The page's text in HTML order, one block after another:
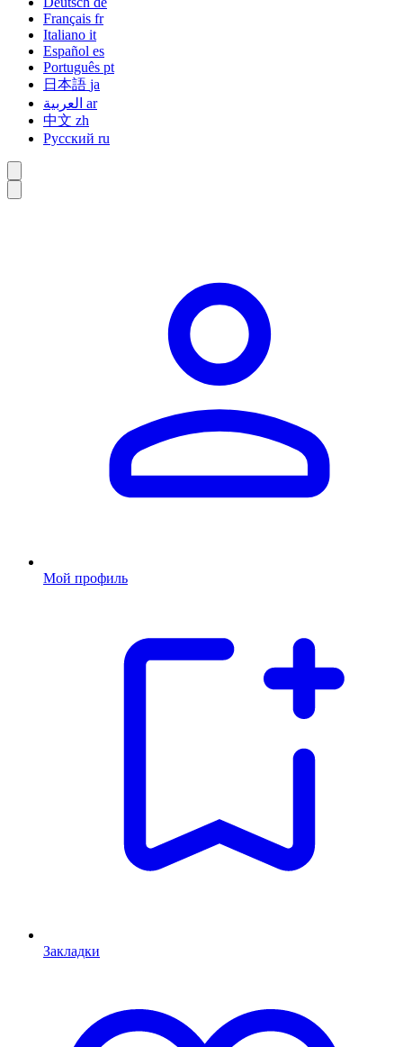
Français fr
Italiano it
Español es
Português pt
日本語 ja
ar
中文 zh
Русский ru
Мой профиль
Закладки